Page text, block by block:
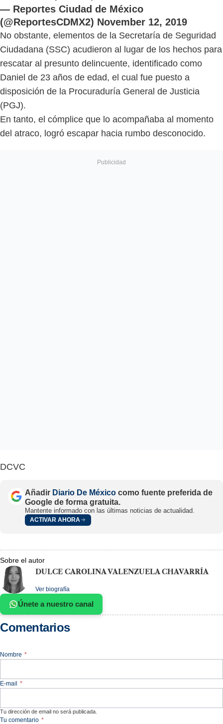
— Reportes Ciudad de México
(@ReportesCDMX2) November 12, 2019
No obstante, elementos de la Secretaría de Seguridad
Ciudadana (SSC) acudieron al lugar de los hechos para
rescatar al presunto delincuente, identificado como
Daniel de 23 años de edad, el cual fue puesto a
disposición de la Procuraduría General de Justicia
(PGJ).
En tanto, el cómplice que lo acompañaba al momento
del atraco, logró escapar hacia rumbo desconocido.
DCVC
Añadir Diario De México como fuente preferida de
Google de forma gratuita.
Mantente informado con las últimas noticias de actualidad.
ACTIVAR AHORA
Sobre el autor
DULCE CAROLINA VALENZUELA CHAVARRÍA
Ver biografía
Únete a nuestro canal
Comentarios
Nombre *
E-mail *
Tu dirección de email no será publicada.
Tu comentario *